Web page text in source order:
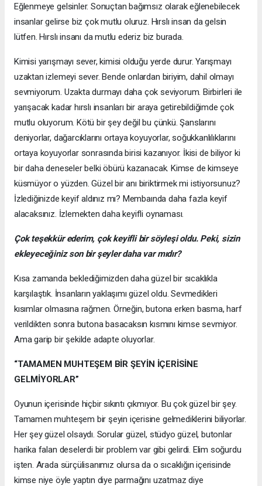
Eğlenmeye gelsinler. Sonuçtan bağımsız olarak eğlenebilecek
insanlar gelirse biz çok mutlu oluruz. Hırslı insan da gelsin
lütfen. Hırslı insanı da mutlu ederiz biz burada.
Kimisi yarışmayı sever, kimisi olduğu yerde durur. Yarışmayı
uzaktan izlemeyi sever. Bende onlardan biriyim, dahil olmayı
sevmiyorum. Uzakta durmayı daha çok seviyorum. Birbirleri ile
yarışacak kadar hırslı insanları bir araya getirebildiğimde çok
mutlu oluyorum. Kötü bir şey değil bu çünkü. Şanslarını
deniyorlar, dağarcıklarını ortaya koyuyorlar, soğukkanlılıklarını
ortaya koyuyorlar sonrasında birisi kazanıyor. İkisi de biliyor ki
bir daha deneseler belki öbürü kazanacak. Kimse de kimseye
küsmüyor o yüzden. Güzel bir anı biriktirmek mi istiyorsunuz?
İzlediğinizde keyif aldınız mı? Membaında daha fazla keyif
alacaksınız. İzlemekten daha keyifli oynaması.
Çok teşekkür ederim, çok keyifli bir söyleşi oldu. Peki, sizin
ekleyeceğiniz son bir şeyler daha var mıdır?
Kısa zamanda beklediğimizden daha güzel bir sıcaklıkla
karşılaştık. İnsanların yaklaşımı güzel oldu. Sevmedikleri
kısımlar olmasına rağmen. Örneğin, butona erken basma, harf
verildikten sonra butona basacaksın kısmını kimse sevmiyor.
Ama garip bir şekilde adapte oluyorlar.
“TAMAMEN MUHTEŞEM BİR ŞEYİN İÇERİSİNE
GELMİYORLAR”
Oyunun içerisinde hiçbir sıkıntı çıkmıyor. Bu çok güzel bir şey.
Tamamen muhteşem bir şeyin içerisine gelmediklerini biliyorlar.
Her şey güzel olsaydı. Sorular güzel, stüdyo güzel, butonlar
harika falan deselerdi bir problem var gibi gelirdi. Elim soğurdu
işten. Arada sürçülisanımız olursa da o sıcaklığın içerisinde
kimse niye öyle yaptın diye parmağını uzatmaz diye